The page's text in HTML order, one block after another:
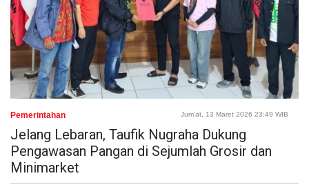
Pemerintahan Jum'at, 13 Maret 2026 23:49 WIB
Jelang Lebaran, Taufik Nugraha Dukung
Pengawasan Pangan di Sejumlah Grosir dan
Minimarket